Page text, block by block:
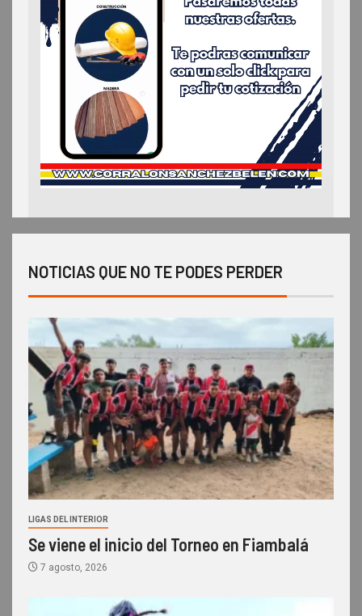
NOTICIAS QUE NO TE PODES PERDER
LIGAS DEL INTERIOR
Se viene el inicio del Torneo en Fiambalá
7 agosto, 2026